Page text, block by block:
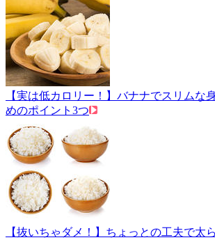
【実は低カロリー！】バナナでスリムな
めのポイント3つ
【抜いちゃダメ！】ちょっとの工夫で太